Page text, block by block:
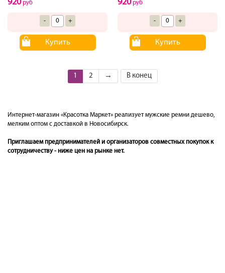
920руб
- +
Купить
920руб
- +
Купить
1 2 → В конец
Интернет-магазин «Красотка Маркет» реализует мужские ремни дешево,
мелким оптом с доставкой в Новосибирск.
Приглашаем предпринимателей и организаторов совместных покупок к
сотрудничеству - ниже цен на рынке нет.